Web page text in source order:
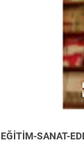
EĞİTİM-SANAT-